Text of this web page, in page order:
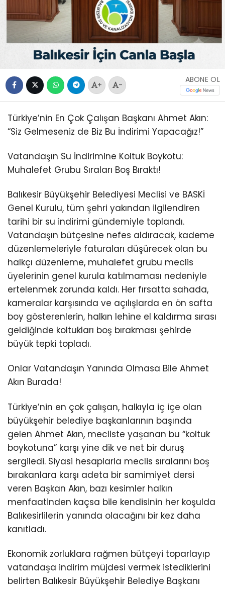
+ -
ABONE OL
Türkiye’nin En Çok Çalışan Başkanı Ahmet Akın:
“Siz Gelmeseniz de Biz Bu İndirimi Yapacağız!”
Vatandaşın Su İndirimine Koltuk Boykotu:
Muhalefet Grubu Sıraları Boş Bıraktı!
Balıkesir Büyükşehir Belediyesi Meclisi ve BASKİ
Genel Kurulu, tüm şehri yakından ilgilendiren
tarihi bir su indirimi gündemiyle toplandı.
Vatandaşın bütçesine nefes aldıracak, kademe
düzenlemeleriyle faturaları düşürecek olan bu
halkçı düzenleme, muhalefet grubu meclis
üyelerinin genel kurula katılmaması nedeniyle
ertelenmek zorunda kaldı. Her fırsatta sahada,
kameralar karşısında ve açılışlarda en ön safta
boy gösterenlerin, halkın lehine el kaldırma sırası
geldiğinde koltukları boş bırakması şehirde
büyük tepki topladı.
Onlar Vatandaşın Yanında Olmasa Bile Ahmet
Akın Burada!
Türkiye’nin en çok çalışan, halkıyla iç içe olan
büyükşehir belediye başkanlarının başında
gelen Ahmet Akın, mecliste yaşanan bu “koltuk
boykotuna” karşı yine dik ve net bir duruş
sergiledi. Siyasi hesaplarla meclis sıralarını boş
bırakanlara karşı adeta bir samimiyet dersi
veren Başkan Akın, bazı kesimler halkın
menfaatinden kaçsa bile kendisinin her koşulda
Balıkesirlilerin yanında olacağını bir kez daha
kanıtladı.
Ekonomik zorluklara rağmen bütçeyi toparlayıp
vatandaşa indirim müjdesi vermek istediklerini
belirten Balıkesir Büyükşehir Belediye Başkanı